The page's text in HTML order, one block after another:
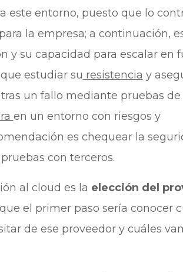
este entorno, puesto que lo
la empresa; a continuación,
y su capacidad para escalar en
estudiar su resistencia y
un fallo mediante pruebas de
en un entorno con riesgos y
es chequear la
con terceros.
al cloud es la elección del
el primer paso sería conocer
de ese proveedor y cuáles